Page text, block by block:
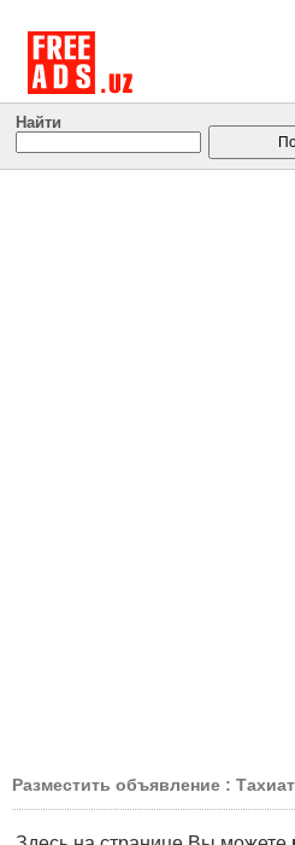
Найти
Разместить объявление :